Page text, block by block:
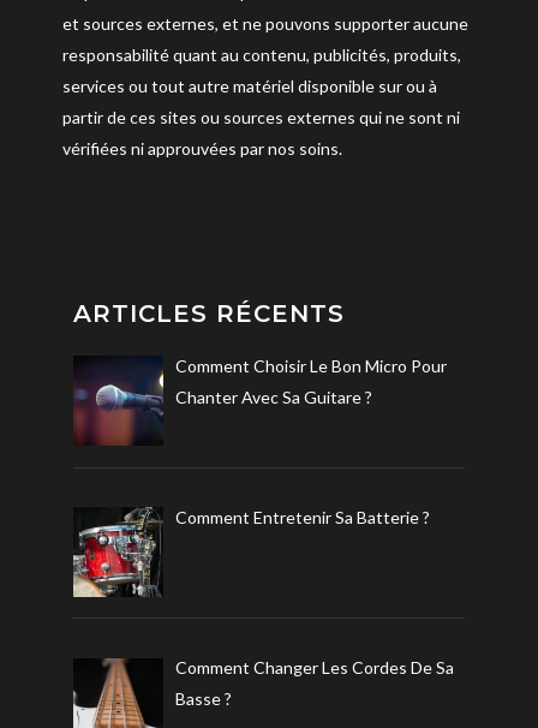
et sources externes, et ne pouvons supporter aucune
responsabilité quant au contenu, publicités, produits,
services ou tout autre matériel disponible sur ou à
partir de ces sites ou sources externes qui ne sont ni
vérifiées ni approuvées par nos soins.
ARTICLES RÉCENTS
Comment Choisir Le Bon Micro Pour
Chanter Avec Sa Guitare ?
Comment Entretenir Sa Batterie ?
Comment Changer Les Cordes De Sa
Basse ?